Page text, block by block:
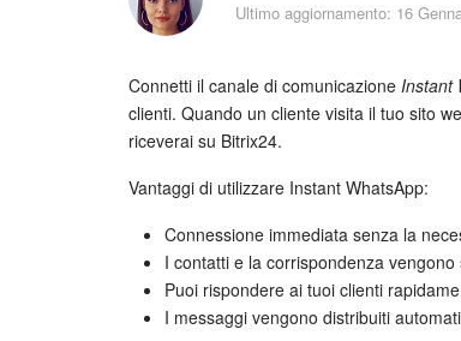
Ultimo aggiornamento: 16
Connetti il canale di comunicazione Instant
clienti. Quando un cliente visita il tuo sito
riceverai su Bitrix24.
Vantaggi di utilizzare Instant WhatsApp:
Connessione immediata senza la
I contatti e la corrispondenza
Puoi rispondere ai tuoi clienti
I messaggi vengono distribuiti